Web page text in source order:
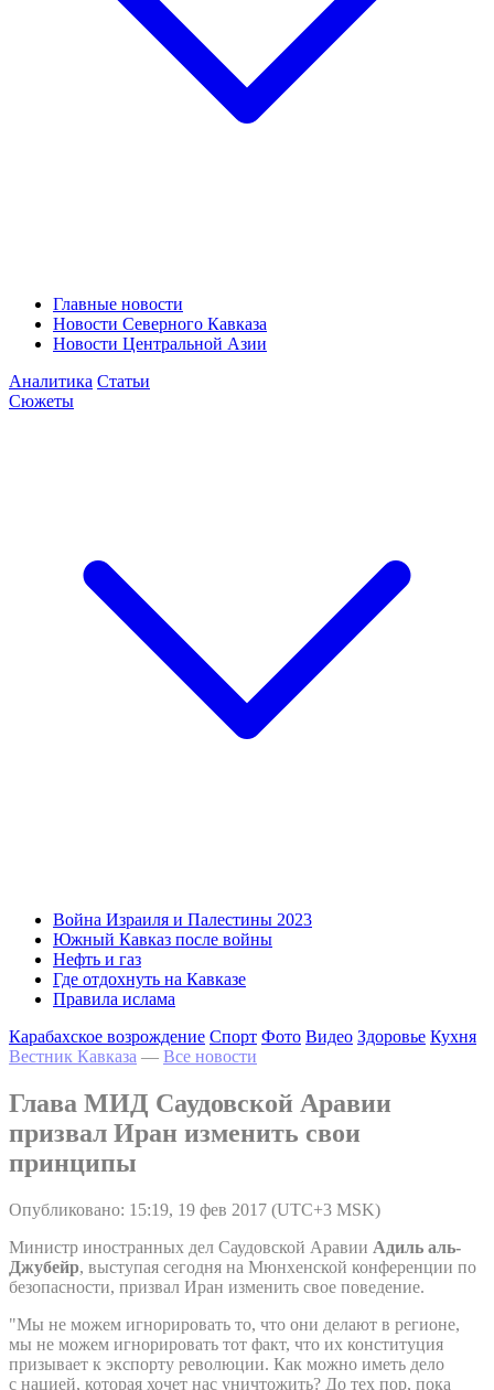
Главные новости
Новости Северного Кавказа
Новости Центральной Азии
Аналитика Статьи
Сюжеты
Война Израиля и Палестины 2023
Южный Кавказ после войны
Нефть и газ
Где отдохнуть на Кавказе
Правила ислама
Карабахское возрождение Спорт Фото Видео Здоровье Кухня
Вестник Кавказа — Все новости
Глава МИД Саудовской Аравии
призвал Иран изменить свои
принципы
Опубликовано: 15:19, 19 фев 2017 (UTC+3 MSK)
Министр иностранных дел Саудовской Аравии Адиль аль-
Джубейр, выступая сегодня на Мюнхенской конференции по
безопасности, призвал Иран изменить свое поведение.
"Мы не можем игнорировать то, что они делают в регионе,
мы не можем игнорировать тот факт, что их конституция
призывает к экспорту революции. Как можно иметь дело
с нацией, которая хочет нас уничтожить? До тех пор, пока